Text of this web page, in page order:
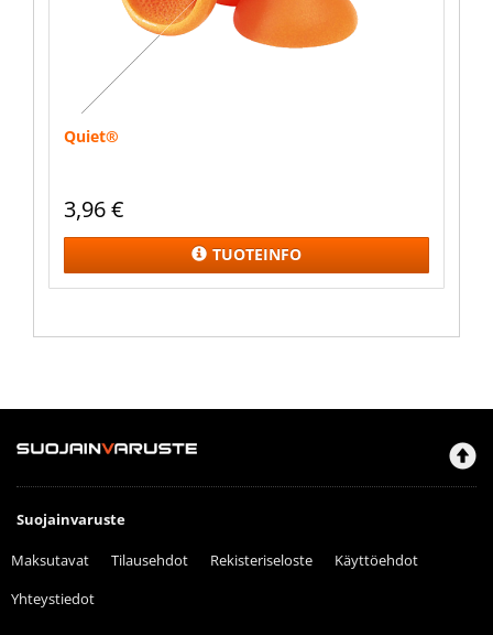
Quiet®
3,96€
TUOTEINFO
Suojainvaruste
Maksutavat Tilausehdot Rekisteriseloste
Käyttöehdot
Yhteystiedot